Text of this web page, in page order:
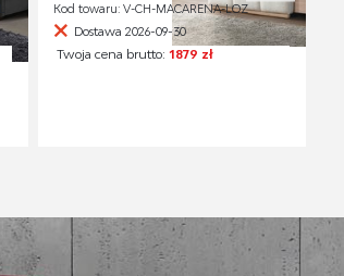
Kod towaru: V-CH-MACARENA-LOZ
Dostawa 2026-09-30
Twoja cena brutto:1879 zł